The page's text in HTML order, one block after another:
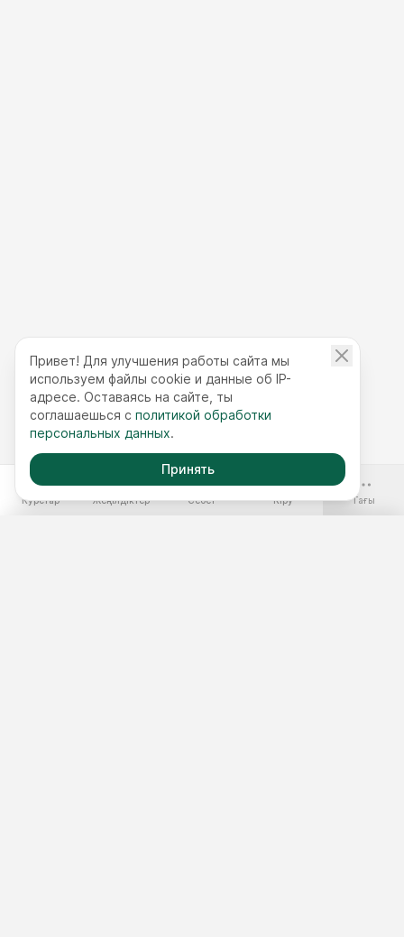
Курстар Жеңілдіктер Себет Кіру Тағы
Привет! Для улучшения работы сайта мы
используем файлы cookie и данные об IP-
адресе. Оставаясь на сайте, ты
соглашаешься с политикой обработки
персональных данных.
Принять